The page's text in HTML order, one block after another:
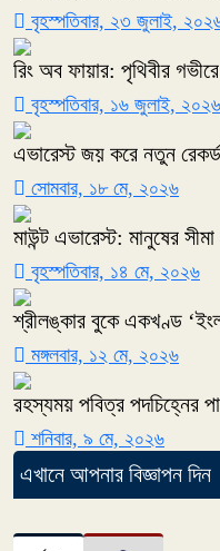
বৃহস্পতিবার, ২৩ জুলাই,
রিং অব ফায়ার: পৃথিবীর
বৃহস্পতিবার, ১৬ জুলাই, ২০২৬
এভারেস্ট জয় করে নতুন
সোমবার, ১৮ মে, ২০২৬
মাউন্ট এভারেস্ট: মানুষের
বৃহস্পতিবার, ১৪ মে, ২০২৬
শ্রীলঙ্কার বুকে একখণ্ড
মঙ্গলবার, ১২ মে, ২০২৬
রহস্যময় পবিত্র পদচিহ্নের
শনিবার, ৯ মে, ২০২৬
এখানে আপনার বিজ্ঞাপন দিন